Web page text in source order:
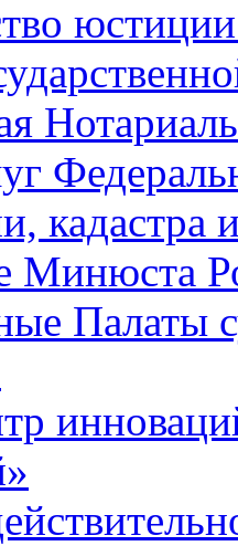
кадастра
Минюста
Палаты